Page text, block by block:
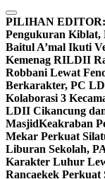
PILIHAN EDITOR:
Pengukuran Kiblat,
Baitul A’mal Ikuti
Kemenag RILDII
Robbani Lewat
Berkarakter, PC
Kolaborasi 3
LDII Cikancung
MasjidKeakraban
Mekar Perkuat
Liburan Sekolah,
Karakter Luhur
Rancaekek Perkuat